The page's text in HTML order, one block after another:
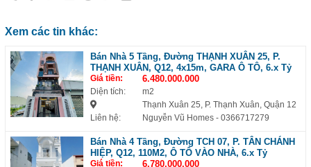
Xem các tin khác:
Bán Nhà 5 Tầng, Đường THẠNH XUÂN 25, P.
THẠNH XUÂN, Q12, 4x15m, GARA Ô TÔ, 6.x Tỷ
Giá tiền: 6.480.000.000
Diện tích:
m2
Thạnh Xuân 25, P. Thạnh Xuân, Quận 12
Liên hệ:
Nguyễn Vũ Homes - 0366717279
Bán Nhà 4 Tầng, Đường TCH 07, P. TÂN CHÁNH
HIỆP, Q12, 110M2, Ô TÔ VÀO NHÀ, 6.x Tỷ
Giá tiền: 6.780.000.000